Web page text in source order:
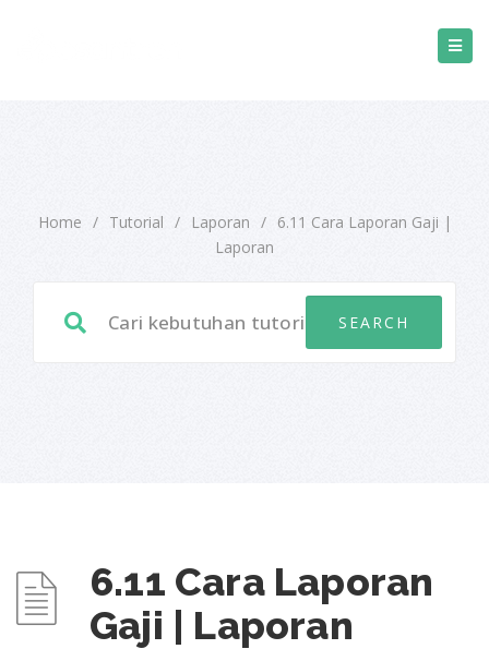
Home / Tutorial / Laporan / 6.11 Cara Laporan Gaji |
Laporan
6.11 Cara Laporan
Gaji | Laporan